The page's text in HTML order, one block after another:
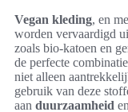
Vegan kleding, en
worden vervaardigd
zoals bio-katoen en
de perfecte
niet alleen
gebruik van deze
aan duurzaamheid